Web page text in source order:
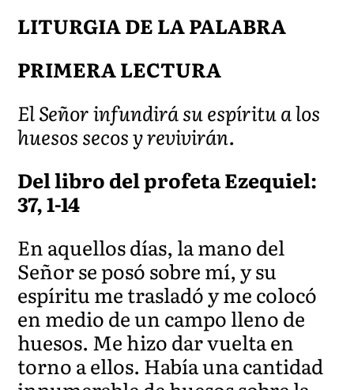
LITURGIA DE LA PALABRA
PRIMERA LECTURA
El Señor infundirá su espíritu a los
huesos secos y revivirán.
Del libro del profeta Ezequiel:
37, 1-14
En aquellos días, la mano del
Señor se posó sobre mí, y su
espíritu me trasladó y me colocó
en medio de un campo lleno de
huesos. Me hizo dar vuelta en
torno a ellos. Había una cantidad